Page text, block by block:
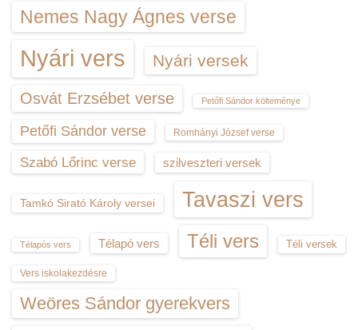
Nemes Nagy Ágnes verse
Nyári vers Nyári versek
Osvát Erzsébet verse Petőfi Sándor költeménye
Petőfi Sándor verse Romhányi József verse
Szabó Lőrinc verse szilveszteri versek
Tamkó Sirató Károly versei Tavaszi vers
Télapós vers Télapó vers Téli vers Téli versek
Vers iskolakezdésre
Weöres Sándor gyerekvers